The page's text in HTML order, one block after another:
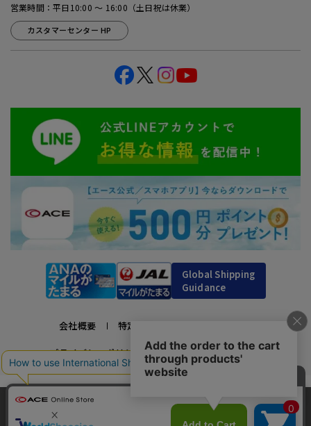
営業時間：平日10:00 ～ 16:00（土日祝は休業）
カスタマーセンター HP
Global Shipping
Guidance
会社概要 特定商取引法に基づく表示
プライバシーポリシー 利用規約 採用情報
かばんの総合メーカー、エース公式サイト
スーツケースビジネスバッグ直営店ならではの豊富なラインナップでご紹介！
当サイトでは、サイトの利便性向上のため、クッ
キー(Cookie)を使用しています。クッキーについ
承諾する